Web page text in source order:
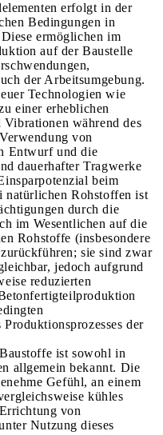
erfolgt in der
Bedingungen in
ermöglichen im
auf der Baustelle
der Arbeitsumgebung.
Technologien wie
einer erheblichen
während des
von
Entwurf und die
dauerhafter Tragwerke
beim
Rohstoffen ist
durch die
im Wesentlichen auf die
Rohstoffe (insbesondere
sie sind zwar
jedoch aufgrund
reduzierten
der
ist sowohl in
allgemein bekannt. Die
Gefühl, an einem
kühles
von
Nutzung dieses